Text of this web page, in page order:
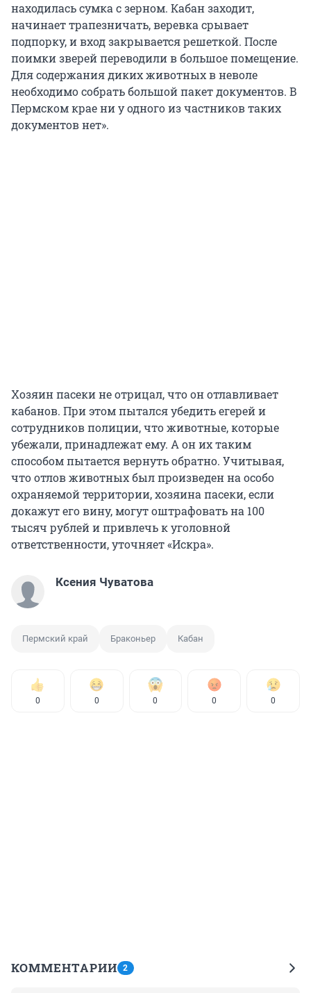
находилась сумка с зерном. Кабан заходит,
начинает трапезничать, веревка срывает
подпорку, и вход закрывается решеткой. После
поимки зверей переводили в большое помещение.
Для содержания диких животных в неволе
необходимо собрать большой пакет документов. В
Пермском крае ни у одного из частников таких
документов нет».
Хозяин пасеки не отрицал, что он отлавливает
кабанов. При этом пытался убедить егерей и
сотрудников полиции, что животные, которые
убежали, принадлежат ему. А он их таким
способом пытается вернуть обратно. Учитывая,
что отлов животных был произведен на особо
охраняемой территории, хозяина пасеки, если
докажут его вину, могут оштрафовать на 100
тысяч рублей и привлечь к уголовной
ответственности, уточняет «Искра».
Ксения Чуватова
Пермский край Браконьер Кабан
0 0 0 0 0
КОММЕНТАРИИ 2